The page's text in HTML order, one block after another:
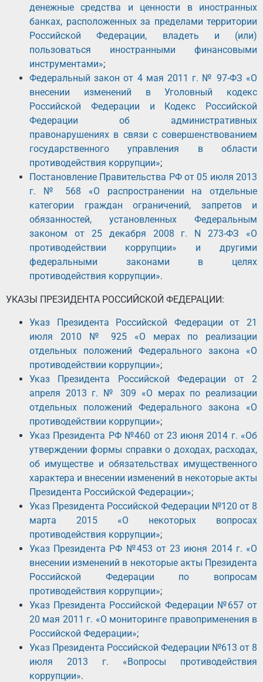
денежные средства и ценности в иностранных
банках, расположенных за пределами территории
Российской Федерации, владеть и (или)
пользоваться иностранными финансовыми
инструментами»;
Федеральный закон от 4 мая 2011 г. № 97-ФЗ «О
внесении изменений в Уголовный кодекс
Российской Федерации и Кодекс Российской
Федерации об административных
правонарушениях в связи с совершенствованием
государственного управления в области
противодействия коррупции»;
Постановление Правительства РФ от 05 июля 2013
г. № 568 «О распространении на отдельные
категории граждан ограничений, запретов и
обязанностей, установленных Федеральным
законом от 25 декабря 2008 г. N 273-ФЗ «О
противодействии коррупции» и другими
федеральными законами в целях
противодействия коррупции».
УКАЗЫ ПРЕЗИДЕНТА РОССИЙСКОЙ ФЕДЕРАЦИИ:
Указ Президента Российской Федерации от 21
июля 2010 № 925 «О мерах по реализации
отдельных положений Федерального закона «О
противодействии коррупции»;
Указ Президента Российской Федерации от 2
апреля 2013 г. № 309 «О мерах по реализации
отдельных положений Федерального закона «О
противодействии коррупции»;
Указ Президента РФ №460 от 23 июня 2014 г. «Об
утверждении формы справки о доходах, расходах,
об имуществе и обязательствах имущественного
характера и внесении изменений в некоторые акты
Президента Российской Федерации»;
Указ Президента Российской Федерации №120 от 8
марта 2015 «О некоторых вопросах
противодействия коррупции»;
Указ Президента РФ №453 от 23 июня 2014 г. «О
внесении изменений в некоторые акты Президента
Российской Федерации по вопросам
противодействия коррупции»;
Указ Президента Российской Федерации №657 от
20 мая 2011 г. «О мониторинге правоприменения в
Российской Федерации»;
Указ Президента Российской Федерации №613 от 8
июля 2013 г. «Вопросы противодействия
коррупции».